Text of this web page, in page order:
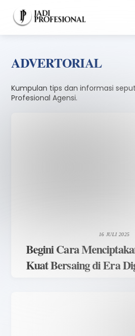
content
ADVERTORIAL
Kumpulan tips dan informasi
Profesional Agensi.
16 JULI 2025
Begini Cara
Kuat Bersaing di Era